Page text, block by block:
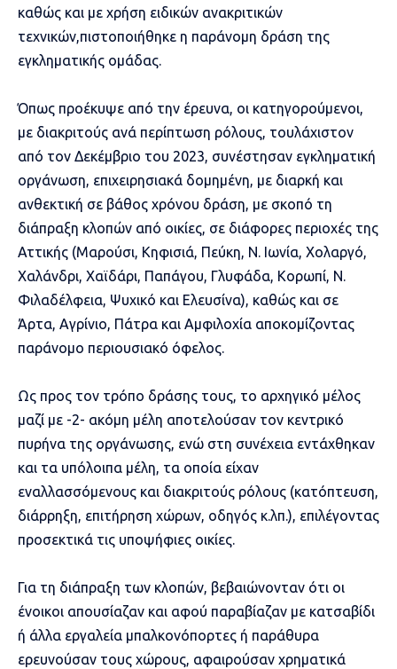
καθώς και με χρήση ειδικών ανακριτικών
τεχνικών,πιστοποιήθηκε η παράνομη δράση της
εγκληματικής ομάδας.
Όπως προέκυψε από την έρευνα, οι κατηγορούμενοι,
με διακριτούς ανά περίπτωση ρόλους, τουλάχιστον
από τον Δεκέμβριο του 2023, συνέστησαν εγκληματική
οργάνωση, επιχειρησιακά δομημένη, με διαρκή και
ανθεκτική σε βάθος χρόνου δράση, με σκοπό τη
διάπραξη κλοπών από οικίες, σε διάφορες περιοχές της
Αττικής (Μαρούσι, Κηφισιά, Πεύκη, Ν. Ιωνία, Χολαργό,
Χαλάνδρι, Χαϊδάρι, Παπάγου, Γλυφάδα, Κορωπί, Ν.
Φιλαδέλφεια, Ψυχικό και Ελευσίνα), καθώς και σε
Άρτα, Αγρίνιο, Πάτρα και Αμφιλοχία αποκομίζοντας
παράνομο περιουσιακό όφελος.
Ως προς τον τρόπο δράσης τους, το αρχηγικό μέλος
μαζί με -2- ακόμη μέλη αποτελούσαν τον κεντρικό
πυρήνα της οργάνωσης, ενώ στη συνέχεια εντάχθηκαν
και τα υπόλοιπα μέλη, τα οποία είχαν
εναλλασσόμενους και διακριτούς ρόλους (κατόπτευση,
διάρρηξη, επιτήρηση χώρων, οδηγός κ.λπ.), επιλέγοντας
προσεκτικά τις υποψήφιες οικίες.
Για τη διάπραξη των κλοπών, βεβαιώνονταν ότι οι
ένοικοι απουσίαζαν και αφού παραβίαζαν με κατσαβίδι
ή άλλα εργαλεία μπαλκονόπορτες ή παράθυρα
ερευνούσαν τους χώρους, αφαιρούσαν χρηματικά